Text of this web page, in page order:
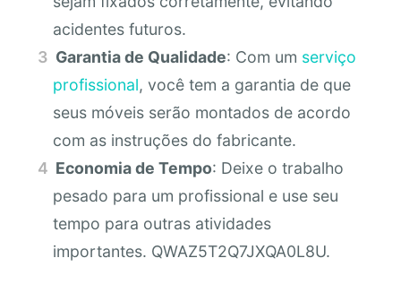
acidentes futuros.
Garantia de Qualidade: Com um serviço
profissional, você tem a garantia de que
seus móveis serão montados de acordo
com as instruções do fabricante.
Economia de Tempo: Deixe o trabalho
pesado para um profissional e use seu
tempo para outras atividades
importantes. QWAZ5T2Q7JXQA0L8U.